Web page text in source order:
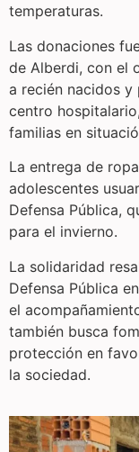
temperaturas.
Las donaciones
de Alberdi, con el
a recién nacidos y
centro
familias en
La entrega de
adolescentes
Defensa Pública,
para el invierno.
La solidaridad
Defensa Pública
el
también busca
protección en
la sociedad.